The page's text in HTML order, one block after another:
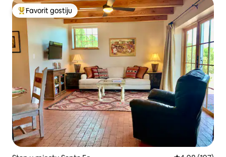
Glavni favorit gostiju
Favorit gostiju